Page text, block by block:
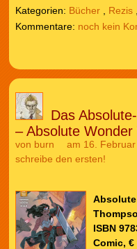
Kategorien: Bücher, Rezis,
noch kein
Das
– Absolute
von burn am 16.
schreibe den ersten!
Absolute
ISBN
Comic, €